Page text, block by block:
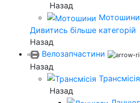
Назад
Мотошини
Дивитись більше категорій
Назад
Велозапчастини
Назад
Трансмісія
Назад